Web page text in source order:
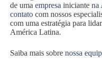
de uma empresa iniciante na
contato com nossos
com uma estratégia para
América Latina.
Saiba mais sobre nossa